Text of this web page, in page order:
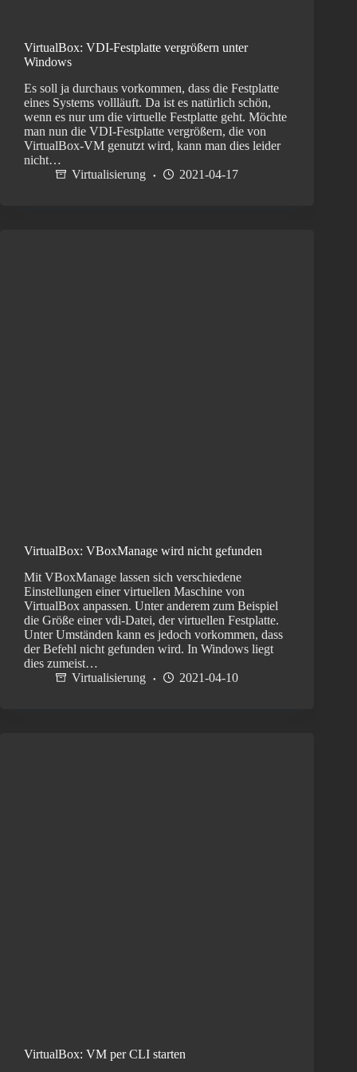
VirtualBox: VDI-Festplatte vergrößern unter
Windows
Es soll ja durchaus vorkommen, dass die Festplatte
eines Systems vollläuft. Da ist es natürlich schön,
wenn es nur um die virtuelle Festplatte geht. Möchte
man nun die VDI-Festplatte vergrößern, die von
VirtualBox-VM genutzt wird, kann man dies leider
nicht…
Virtualisierung
2021-04-17
VirtualBox: VBoxManage wird nicht gefunden
Mit VBoxManage lassen sich verschiedene
Einstellungen einer virtuellen Maschine von
VirtualBox anpassen. Unter anderem zum Beispiel
die Größe einer vdi-Datei, der virtuellen Festplatte.
Unter Umständen kann es jedoch vorkommen, dass
der Befehl nicht gefunden wird. In Windows liegt
dies zumeist…
Virtualisierung
2021-04-10
VirtualBox: VM per CLI starten